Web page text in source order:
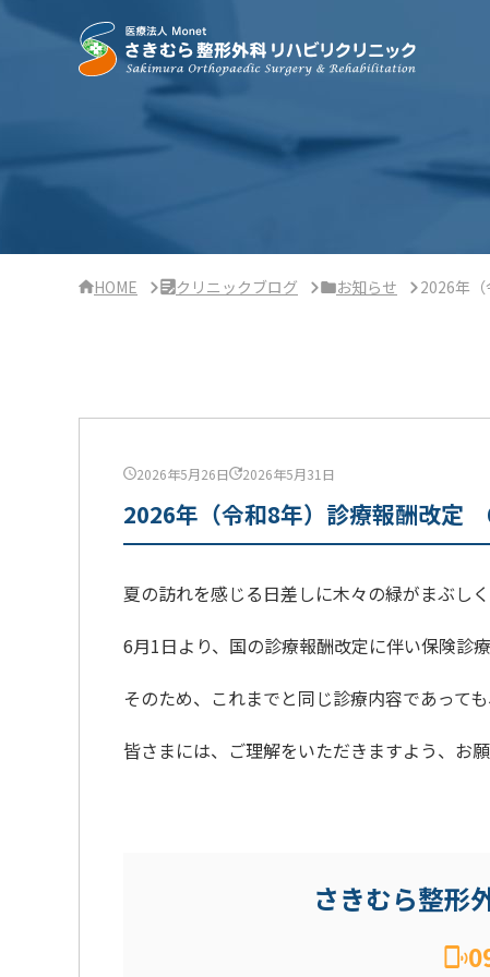
HOME クリニックブログ お知らせ 2026年
2026年5月26日 2026年5月31日
2026年（令和8年）診療報酬改定
夏の訪れを感じる日差しに木々の緑がまぶし
6月1日より、国の診療報酬改定に伴い保険診
そのため、これまでと同じ診療内容であって
皆さまには、ご理解をいただきますよう、お願
さきむら整形